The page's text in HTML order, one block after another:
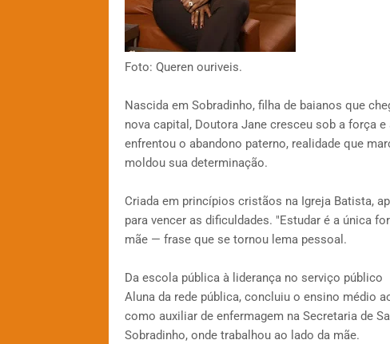
Foto: Queren ouriveis.
Nascida em Sobradinho, filha de baianos que
nova capital, Doutora Jane cresceu sob a força
enfrentou o abandono paterno, realidade que
moldou sua determinação.
Criada em princípios cristãos na Igreja Batista,
para vencer as dificuldades. "Estudar é a única
mãe — frase que se tornou lema pessoal.
Da escola pública à liderança no serviço público
Aluna da rede pública, concluiu o ensino médio
como auxiliar de enfermagem na Secretaria de
Sobradinho, onde trabalhou ao lado da mãe.